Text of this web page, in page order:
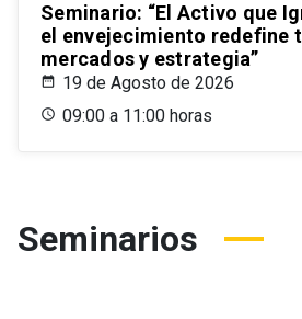
Seminario: “El Activo que
el envejecimiento redefine
mercados y estrategia”
19 de Agosto de 2026
09:00 a 11:00 horas
Seminarios